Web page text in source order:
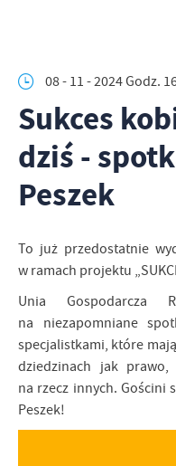
08 - 11 - 2024 Godz.
Sukces
dziś -
Peszek
To już przedostatnie
w ramach projektu
Unia Gospodarcza
na niezapomniane
specjalistkami, które
dziedzinach jak prawo,
na rzecz innych. Gościni
Peszek!